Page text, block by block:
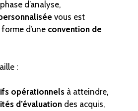
d’analyse,
vous est
d’une convention de
:
opérationnels à atteindre,
d’évaluation des acquis,